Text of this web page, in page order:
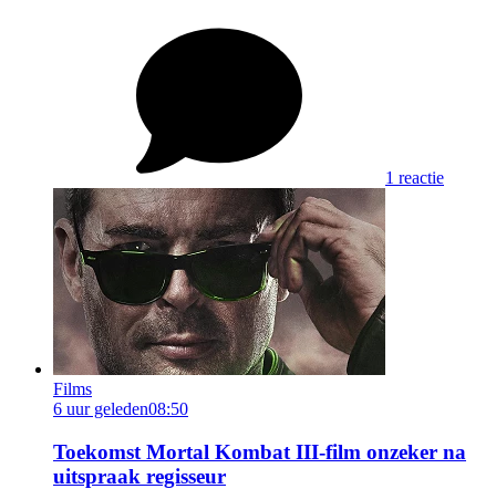
1 reactie
Films
6 uur geleden08:50
Toekomst Mortal Kombat III-film onzeker na
uitspraak regisseur